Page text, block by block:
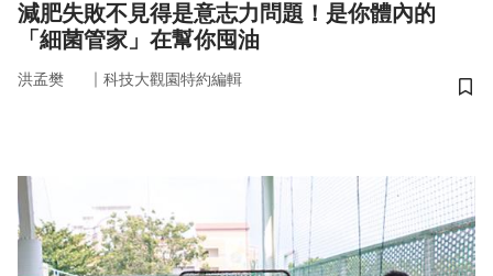
減肥失敗不見得是意志力問題！是你體內的
「細菌管家」在幫你囤油
洪孟樊 ｜ 科技大觀園特約編輯
儲